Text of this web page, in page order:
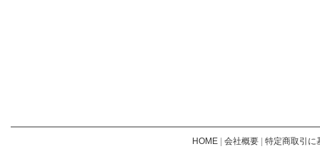
HOME| 会社概要| 特定商取引に